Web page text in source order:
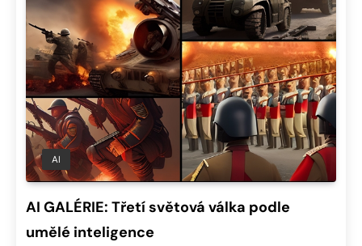
AI
AI GALÉRIE: Třetí světová válka podle
umělé inteligence